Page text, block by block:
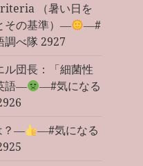
（暑い日を
その基準）―
―#
調べ隊 2927
ル団長：「細菌性
語―
―#気になる
？―
―#気になる